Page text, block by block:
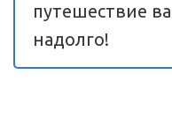
путешествие
надолго!